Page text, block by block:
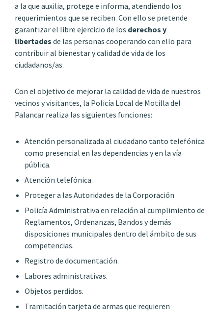
a la que auxilia, protege e informa, atendiendo los
requerimientos que se reciben. Con ello se pretende
garantizar el libre ejercicio de los derechos y
libertades de las personas cooperando con ello para
contribuir al bienestar y calidad de vida de los
ciudadanos/as.
Con el objetivo de mejorar la calidad de vida de nuestros
vecinos y visitantes, la Policía Local de Motilla del
Palancar realiza las siguientes funciones:
Atención personalizada al ciudadano tanto telefónica
como presencial en las dependencias y en la vía
pública.
Atención telefónica
Proteger a las Autoridades de la Corporación
Policía Administrativa en relación al cumplimiento de
Reglamentos, Ordenanzas, Bandos y demás
disposiciones municipales dentro del ámbito de sus
competencias.
Registro de documentación.
Labores administrativas.
Objetos perdidos.
Tramitación tarjeta de armas que requieren